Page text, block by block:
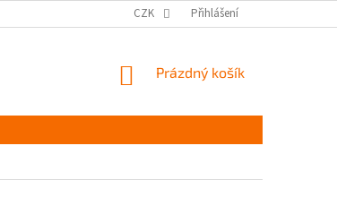
JAK PEČOVAT O OBUV
CZK Přihlášení
NÁKUPNÍ
Prázdný košík